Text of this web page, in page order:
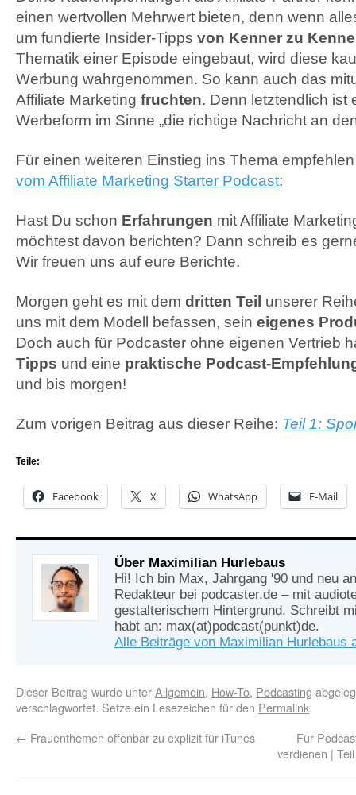
einen wertvollen Mehrwert bieten, denn wenn
um fundierte Insider-Tipps von Kenner zu
Thematik einer Episode eingebaut, wird diese
Werbung wahrgenommen. So kann auch das
Affiliate Marketing fruchten. Denn letztendlich ist
Werbeform im Sinne „die richtige Nachricht an
Für einen weiteren Einstieg ins Thema
vom Affiliate Marketing Starter Podcast:
Hast Du schon Erfahrungen mit Affiliate
möchtest davon berichten? Dann schreib es
Wir freuen uns auf eure Berichte.
Morgen geht es mit dem dritten Teil unserer
uns mit dem Modell befassen, sein eigenes
Doch auch für Podcaster ohne eigenen Vertrieb
Tipps und eine praktische Podcast-
und bis morgen!
Zum vorigen Beitrag aus dieser Reihe: Teil 1:
Teile:
Facebook X WhatsApp E-Mail
Über Maximilian Hurlebaus
Hi! Ich bin Max, Jahrgang '90 und neu
Redakteur bei podcaster.de – mit
gestalterischem Hintergrund. Schreibt
habt an: max(at)podcast(punkt)de.
Alle Beiträge von Maximilian Hurlebaus
Dieser Beitrag wurde unterAllgemein, How-To, Podcasting
verschlagwortet. Setze ein Lesezeichen für den Permalink.
← Frauenthemen offenbar zu explizit für iTunes
Für
verdienen |